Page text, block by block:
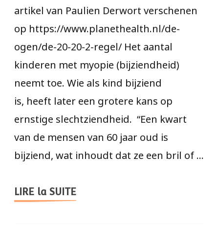
artikel van Paulien Derwort verschenen
op https://www.planethealth.nl/de-
ogen/de-20-20-2-regel/ Het aantal
kinderen met myopie (bijziendheid)
neemt toe. Wie als kind bijziend
is, heeft later een grotere kans op
ernstige slechtziendheid. “Een kwart
van de mensen van 60 jaar oud is
bijziend, wat inhoudt dat ze een bril of …
LIRE la SUITE